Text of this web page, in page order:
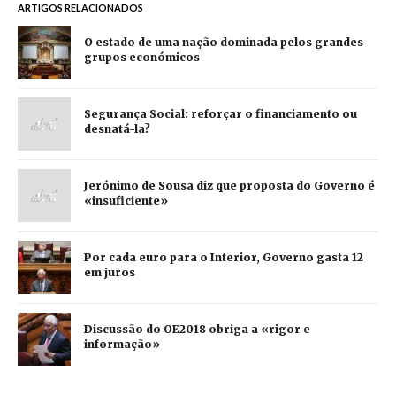
ARTIGOS RELACIONADOS
O estado de uma nação dominada pelos grandes
grupos económicos
Segurança Social: reforçar o financiamento ou
desnatá-la?
Jerónimo de Sousa diz que proposta do Governo é
«insuficiente»
Por cada euro para o Interior, Governo gasta 12
em juros
Discussão do OE2018 obriga a «rigor e
informação»